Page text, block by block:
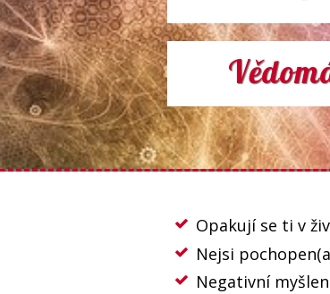
Opakují se ti v
Nejsi
Negativní